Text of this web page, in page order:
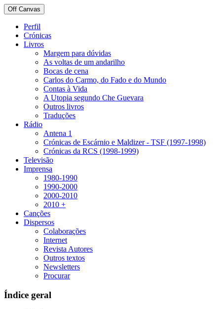
Off Canvas
Perfil
Crónicas
Livros
Margem para dúvidas
As voltas de um andarilho
Bocas de cena
Carlos do Carmo, do Fado e do Mundo
Contas à Vida
A Utopia segundo Che Guevara
Outros livros
Traduções
Rádio
Antena 1
Crónicas de Escárnio e Maldizer - TSF (1997-1998)
Crónicas da RCS (1998-1999)
Televisão
Imprensa
1980-1990
1990-2000
2000-2010
2010 +
Canções
Dispersos
Colaborações
Internet
Revista Autores
Outros textos
Newsletters
Procurar
Índice geral